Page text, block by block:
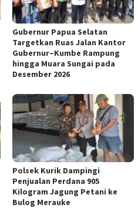
Gubernur Papua Selatan
Targetkan Ruas Jalan Kantor
Gubernur–Kumbe Rampung
hingga Muara Sungai pada
Desember 2026
Polsek Kurik Dampingi
Penjualan Perdana 905
Kilogram Jagung Petani ke
Bulog Merauke